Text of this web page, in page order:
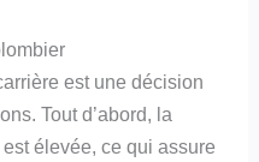
est une décision
Tout d’abord, la
élevée, ce qui assure